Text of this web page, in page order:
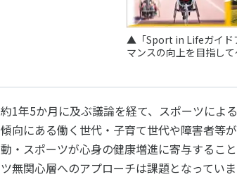
▲「Sport in Lifeガイド
マンスの向上を目指して
約1年5か⽉に及ぶ議論を経て、スポーツによ
傾向にある働く世代・⼦育て世代や障害者等
動・スポーツが⼼⾝の健康増進に寄与するこ
ツ無関⼼層へのアプローチは課題となっていま